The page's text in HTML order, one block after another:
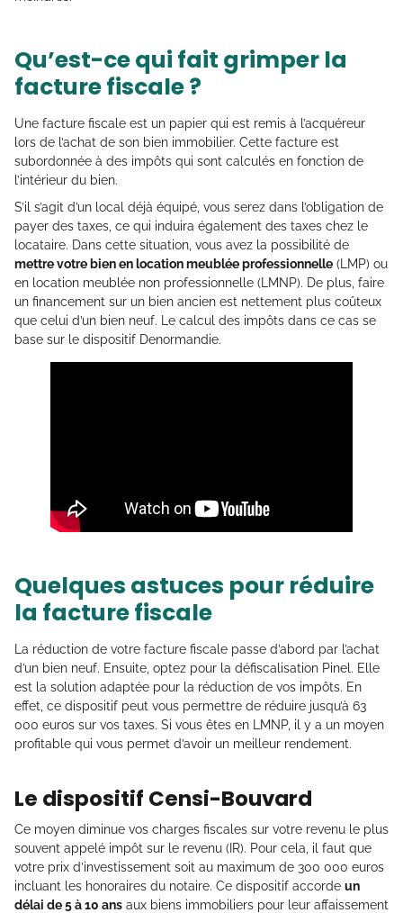
Qu’est-ce qui fait grimper la
facture fiscale ?
Une facture fiscale est un papier qui est remis à l’acquéreur
lors de l’achat de son bien immobilier. Cette facture est
subordonnée à des impôts qui sont calculés en fonction de
l’intérieur du bien.
S’il s’agit d’un local déjà équipé, vous serez dans l’obligation de
payer des taxes, ce qui induira également des taxes chez le
locataire. Dans cette situation, vous avez la possibilité de
mettre votre bien en location meublée professionnelle (LMP) ou
en location meublée non professionnelle (LMNP). De plus, faire
un financement sur un bien ancien est nettement plus coûteux
que celui d’un bien neuf. Le calcul des impôts dans ce cas se
base sur le dispositif Denormandie.
Quelques astuces pour réduire
la facture fiscale
La réduction de votre facture fiscale passe d’abord par l’achat
d’un bien neuf. Ensuite, optez pour la défiscalisation Pinel. Elle
est la solution adaptée pour la réduction de vos impôts. En
effet, ce dispositif peut vous permettre de réduire jusqu’à 63
000 euros sur vos taxes. Si vous êtes en LMNP, il y a un moyen
profitable qui vous permet d’avoir un meilleur rendement.
Le dispositif Censi-Bouvard
Ce moyen diminue vos charges fiscales sur votre revenu le plus
souvent appelé impôt sur le revenu (IR). Pour cela, il faut que
votre prix d’investissement soit au maximum de 300 000 euros
incluant les honoraires du notaire. Ce dispositif accorde un
délai de 5 à 10 ans aux biens immobiliers pour leur affaissement